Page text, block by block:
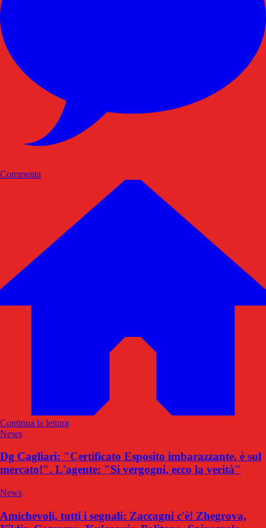
Commenta
Continua la lettura
News
Dg Cagliari: "Certificato Esposito imbarazzante, è sul
mercato!". L'agente: "Si vergogni, ecco la verità"
News
Amichevoli, tutti i segnali: Zaccagni c'è! Zhegrova,